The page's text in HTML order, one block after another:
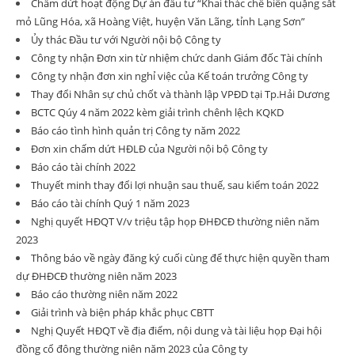
Chấm dứt hoạt động Dự án đầu tư “Khai thác chế biến quặng sắt
mỏ Lũng Hóa, xã Hoàng Việt, huyện Văn Lãng, tỉnh Lạng Sơn”
Ủy thác Đầu tư với Người nội bộ Công ty
Công ty nhận Đơn xin từ nhiệm chức danh Giám đốc Tài chính
Công ty nhận đơn xin nghỉ việc của Kế toán trưởng Công ty
Thay đổi Nhân sự chủ chốt và thành lập VPĐD tại Tp.Hải Dương
BCTC Qúy 4 năm 2022 kèm giải trình chênh lệch KQKD
Báo cáo tình hình quản trị Công ty năm 2022
Đơn xin chấm dứt HĐLĐ của Người nội bộ Công ty
Báo cáo tài chính 2022
Thuyết minh thay đổi lợi nhuận sau thuế, sau kiểm toán 2022
Báo cáo tài chính Quý 1 năm 2023
Nghị quyết HĐQT V/v triệu tập họp ĐHĐCĐ thường niên năm
2023
Thông báo về ngày đăng ký cuối cùng để thực hiện quyền tham
dự ĐHĐCĐ thường niên năm 2023
Báo cáo thường niên năm 2022
Giải trình và biện pháp khắc phục CBTT
Nghị Quyết HĐQT về địa điểm, nội dung và tài liệu họp Đại hội
đồng cổ đông thường niên năm 2023 của Công ty